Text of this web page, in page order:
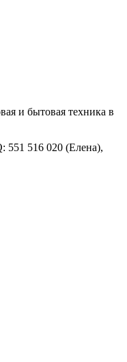
и бытовая техника в
551 516 020 (Елена),